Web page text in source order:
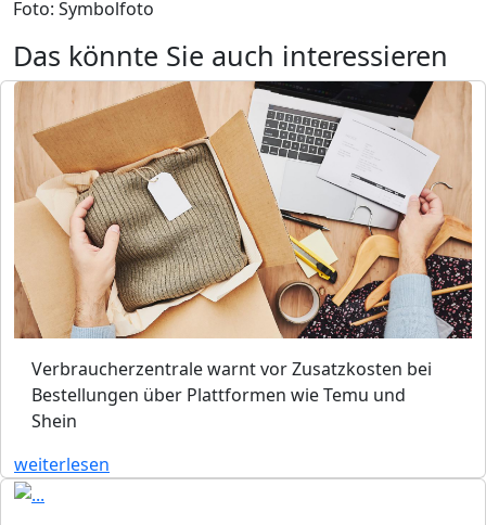
Foto: Symbolfoto
Das könnte Sie auch interessieren
Verbraucherzentrale warnt vor Zusatzkosten bei
Bestellungen über Plattformen wie Temu und
Shein
weiterlesen